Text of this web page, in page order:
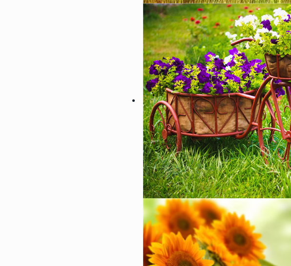
2018-04-17 08:39:00
2022性感大胸美女部位头像高清大图 我
想做一场你喜欢我的梦
2022-08-09 23:42:03
微信最吉利的好看头像好运图片 吉利能
带来好运的微信头像
2022-07-24 23:30:03
偶像练习生蔡徐坤帅气高清头像 快来接
受来自坤坤的美颜暴击
2023-01-06 17:30:06
2023超级浪漫的情侣头像最新合集 心怀
浪漫宇宙也珍惜人间日常
1
2
3